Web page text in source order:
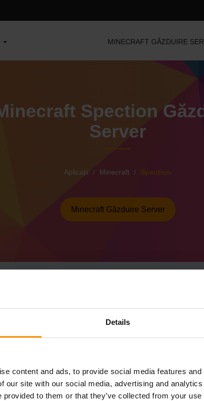
Details
content and ads, to provide social media features
our site with our social media, advertising and
provided to them or that they’ve collected from your
MINECRAFT GĂZDUIRE
Spection
Server
Aplicații Minecraft Spection
Minecraft Găzduire Server
Cum se
de joc→ Adăugați server de joc →